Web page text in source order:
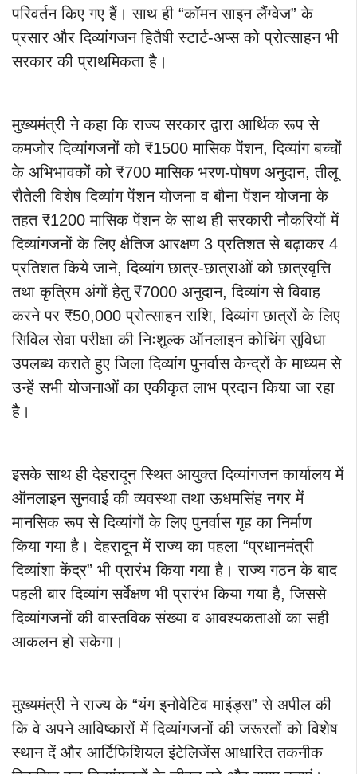
परिवर्तन किए गए हैं। साथ ही “कॉमन साइन लैंग्वेज” के
प्रसार और दिव्यांगजन हितैषी स्टार्ट-अप्स को प्रोत्साहन भी
सरकार की प्राथमिकता है।
मुख्यमंत्री ने कहा कि राज्य सरकार द्वारा आर्थिक रूप से
कमजोर दिव्यांगजनों को ₹1500 मासिक पेंशन, दिव्यांग बच्चों
के अभिभावकों को ₹700 मासिक भरण-पोषण अनुदान, तीलू
रौतेली विशेष दिव्यांग पेंशन योजना व बौना पेंशन योजना के
तहत ₹1200 मासिक पेंशन के साथ ही सरकारी नौकरियों में
दिव्यांगजनों के लिए क्षैतिज आरक्षण 3 प्रतिशत से बढ़ाकर 4
प्रतिशत किये जाने, दिव्यांग छात्र-छात्राओं को छात्रवृत्ति
तथा कृत्रिम अंगों हेतु ₹7000 अनुदान, दिव्यांग से विवाह
करने पर ₹50,000 प्रोत्साहन राशि, दिव्यांग छात्रों के लिए
सिविल सेवा परीक्षा की निःशुल्क ऑनलाइन कोचिंग सुविधा
उपलब्ध कराते हुए जिला दिव्यांग पुनर्वास केन्द्रों के माध्यम से
उन्हें सभी योजनाओं का एकीकृत लाभ प्रदान किया जा रहा
है।
इसके साथ ही देहरादून स्थित आयुक्त दिव्यांगजन कार्यालय में
ऑनलाइन सुनवाई की व्यवस्था तथा ऊधमसिंह नगर में
मानसिक रूप से दिव्यांगों के लिए पुनर्वास गृह का निर्माण
किया गया है। देहरादून में राज्य का पहला “प्रधानमंत्री
दिव्यांशा केंद्र” भी प्रारंभ किया गया है। राज्य गठन के बाद
पहली बार दिव्यांग सर्वेक्षण भी प्रारंभ किया गया है, जिससे
दिव्यांगजनों की वास्तविक संख्या व आवश्यकताओं का सही
आकलन हो सकेगा।
मुख्यमंत्री ने राज्य के “यंग इनोवेटिव माइंड्स” से अपील की
कि वे अपने आविष्कारों में दिव्यांगजनों की जरूरतों को विशेष
स्थान दें और आर्टिफिशियल इंटेलिजेंस आधारित तकनीक